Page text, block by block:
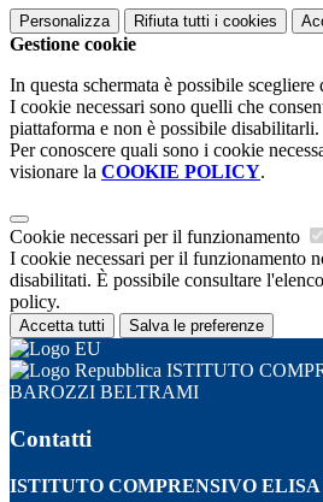
Personalizza Rifiuta tutti i cookies
Gestione cookie
In questa schermata è possibile
I cookie necessari sono quelli che
piattaforma e non è possibile disabilitarli.
Per conoscere quali sono i cookie
visionare la COOKIE POLICY.
Cookie necessari per il funzionamento
I cookie necessari per il funzionamento
disabilitati. È possibile consultare
policy.
Accetta tutti Salva le preferenze
ISTITUTO
BAROZZI BELTRAMI
Contatti
ISTITUTO COMPRENSIVO